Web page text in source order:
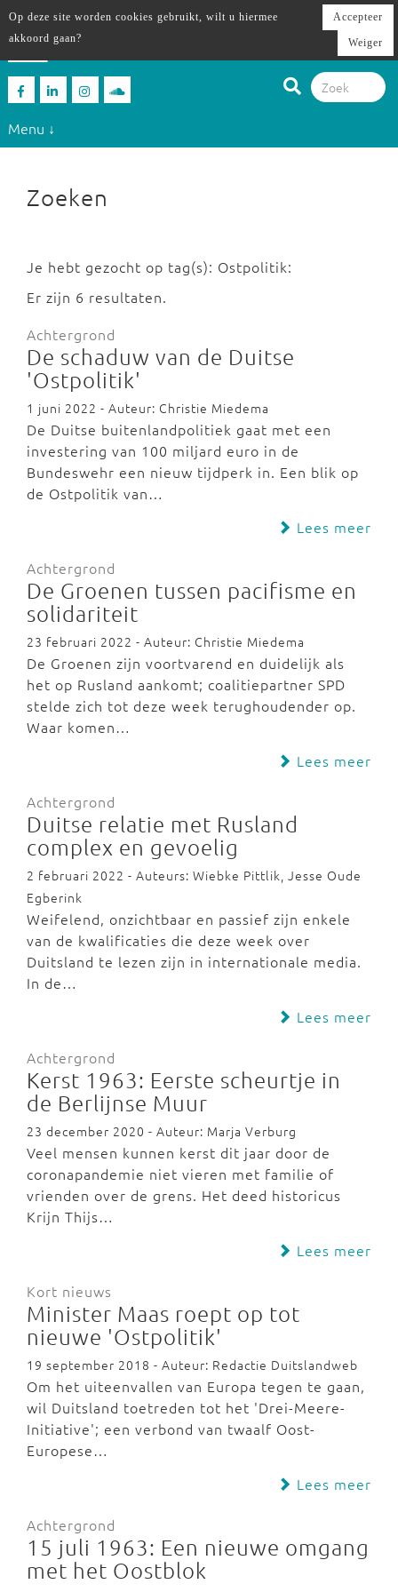
Menu ↓
Zoeken
Je hebt gezocht op tag(s): Ostpolitik:
Er zijn 6 resultaten.
Achtergrond
De schaduw van de Duitse
'Ostpolitik'
1 juni 2022 - Auteur: Christie Miedema
De Duitse buitenlandpolitiek gaat met een
investering van 100 miljard euro in de
Bundeswehr een nieuw tijdperk in. Een blik op
de Ostpolitik van…
Lees meer
Achtergrond
De Groenen tussen pacifisme en
solidariteit
23 februari 2022 - Auteur: Christie Miedema
De Groenen zijn voortvarend en duidelijk als
het op Rusland aankomt; coalitiepartner SPD
stelde zich tot deze week terughoudender op.
Waar komen…
Lees meer
Achtergrond
Duitse relatie met Rusland
complex en gevoelig
2 februari 2022 - Auteurs: Wiebke Pittlik, Jesse Oude
Egberink
Weifelend, onzichtbaar en passief zijn enkele
van de kwalificaties die deze week over
Duitsland te lezen zijn in internationale media.
In de…
Lees meer
Achtergrond
Kerst 1963: Eerste scheurtje in
de Berlijnse Muur
23 december 2020 - Auteur: Marja Verburg
Veel mensen kunnen kerst dit jaar door de
coronapandemie niet vieren met familie of
vrienden over de grens. Het deed historicus
Krijn Thijs…
Lees meer
Kort nieuws
Minister Maas roept op tot
nieuwe 'Ostpolitik'
19 september 2018 - Auteur: Redactie Duitslandweb
Om het uiteenvallen van Europa tegen te gaan,
wil Duitsland toetreden tot het 'Drei-Meere-
Initiative'; een verbond van twaalf Oost-
Europese…
Lees meer
Achtergrond
15 juli 1963: Een nieuwe omgang
met het Oostblok
Op deze site worden cookies gebruikt, wilt u hiermee
akkoord gaan?
Accepteer
Weiger